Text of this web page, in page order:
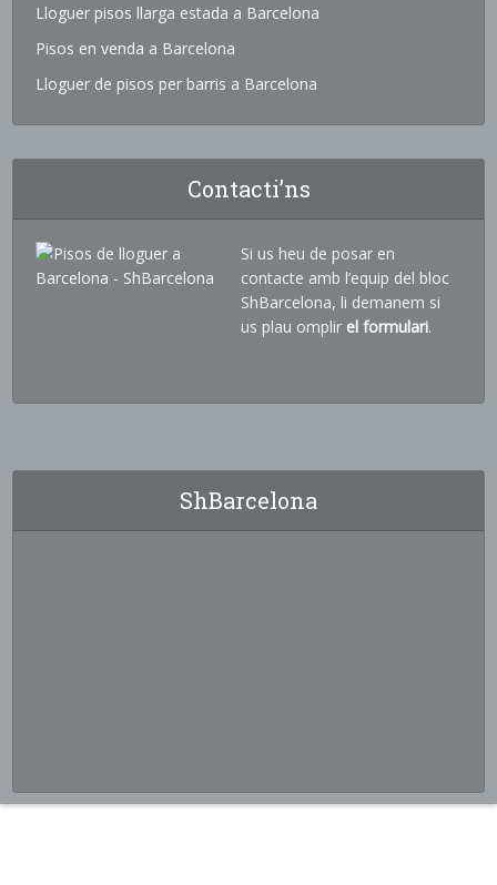
Lloguer pisos llarga estada a Barcelona
Pisos en venda a Barcelona
Lloguer de pisos per barris a Barcelona
Contacti’ns
Si us heu de posar en
contacte amb l’equip del bloc
ShBarcelona, li demanem si
us plau omplir el formulari.
ShBarcelona